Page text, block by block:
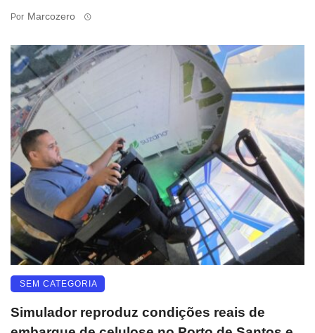
Por Marcozero
SEM CATEGORIA
Simulador reproduz condições reais de